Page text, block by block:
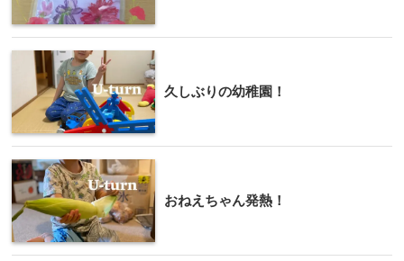
久しぶりの幼稚園！
おねえちゃん発熱！